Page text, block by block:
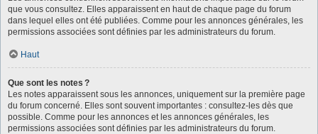
que vous consultez. Elles apparaissent en haut de chaque page du forum
dans lequel elles ont été publiées. Comme pour les annonces générales, les
permissions associées sont définies par les administrateurs du forum.
Haut
Que sont les notes ?
Les notes apparaissent sous les annonces, uniquement sur la première page
du forum concerné. Elles sont souvent importantes : consultez-les dès que
possible. Comme pour les annonces et les annonces générales, les
permissions associées sont définies par les administrateurs du forum.